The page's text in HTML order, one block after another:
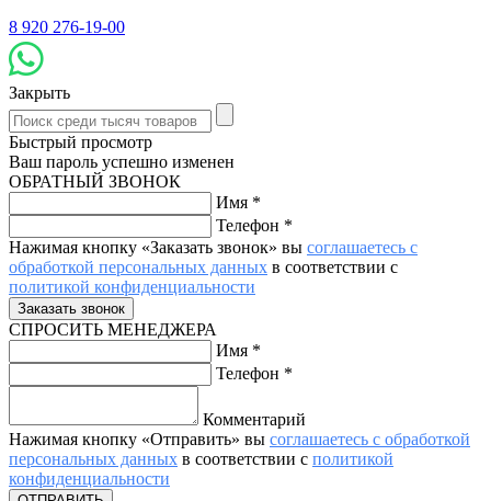
8 920 276-19-00
Закрыть
Быстрый просмотр
Ваш пароль успешно изменен
ОБРАТНЫЙ ЗВОНОК
Имя *
Телефон *
Нажимая кнопку «Заказать звонок» вы соглашаетесь с
обработкой персональных данных в соответствии с
политикой конфиденциальности
СПРОСИТЬ МЕНЕДЖЕРА
Имя *
Телефон *
Комментарий
Нажимая кнопку «Отправить» вы соглашаетесь с обработкой
персональных данных в соответствии с политикой
конфиденциальности